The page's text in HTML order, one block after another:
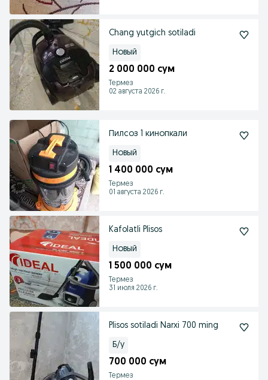
Chang yutgich sotiladi
Новый
2 000 000 сум
Термез
02 августа 2026 г.
Пилсоз 1 кинопкали
Новый
1 400 000 сум
Термез
01 августа 2026 г.
Kafolatli Plisos
Новый
1 500 000 сум
Термез
31 июля 2026 г.
Plisos sotiladi Narxi 700 ming
Б/у
700 000 сум
Термез